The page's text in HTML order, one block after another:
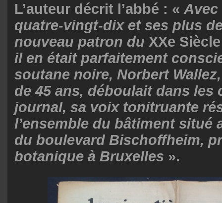
L’auteur décrit l’abbé : « Avec
quatre-vingt-dix et ses plus
nouveau patron du XXe Siècle
il en était parfaitement
soutane noire, Norbert
de 45 ans, déboulait dans les
journal, sa voix tonitruante
l’ensemble du bâtiment situé
du boulevard Bischoffheim,
botanique à Bruxelles ».